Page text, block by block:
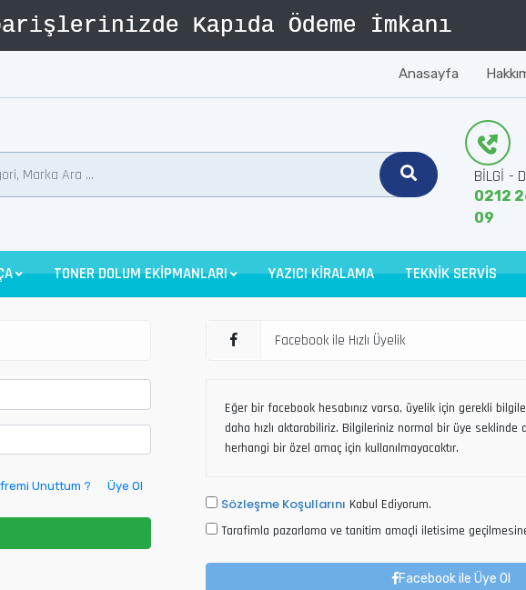
Anasayfa
BİLGİ -
0212
09
TONER DOLUM EKİPMANLARI YAZICI KİRALAMA TEKNİK SERVİS
Üye Ol
Unuttum ?
Facebook ile Hızlı Üyelik
Eğer bir facebook hesabınız varsa, üyelik için gerekli
daha hızlı aktarabiliriz. Bilgileriniz normal bir üye seklinde
herhangi bir özel amaç için kullanılmayacaktır.
Sözleşme Koşullarını Kabul Ediyorum.
Tarafimla pazarlama ve tanitim amaçli iletisime
Facebook ile Üye Ol